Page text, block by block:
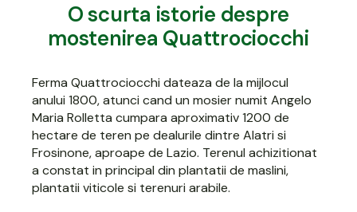
O scurta istorie despre
mostenirea Quattrociocchi
Ferma Quattrociocchi dateaza de la mijlocul
anului 1800, atunci cand un mosier numit Angelo
Maria Rolletta cumpara aproximativ 1200 de
hectare de teren pe dealurile dintre Alatri si
Frosinone, aproape de Lazio. Terenul achizitionat
a constat in principal din plantatii de maslini,
plantatii viticole si terenuri arabile.